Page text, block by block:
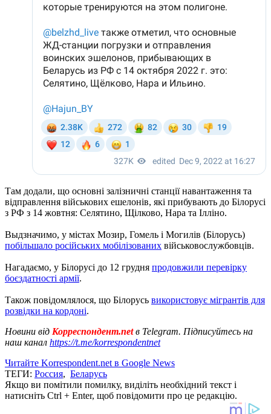
Там додали, що основні залізничні станції навантаження та
відправлення військових ешелонів, які прибувають до Білорусі
з РФ з 14 жовтня: Селятино, Щілково, Нара та Ілліно.
Выдзначимо, у містах Мозир, Гомель і Могилів (Білорусь)
побільшало російських мобілізованих військовослужбовців.
Нагадаємо, у Білорусі до 12 грудня продовжили перевірку
боєздатності армії.
Також повідомлялося, що Білорусь використовує мігрантів для
розвідки на кордоні.
Новини від Корреспондент.netв Telegram. Підписуйтесь на
наш канал https://t.me/korrespondentnet
Читайте Korrespondent.net в Google News
ТЕГИ: Россия, Беларусь
Якщо ви помітили помилку, виділіть необхідний текст і
натисніть Ctrl + Enter, щоб повідомити про це редакцію.